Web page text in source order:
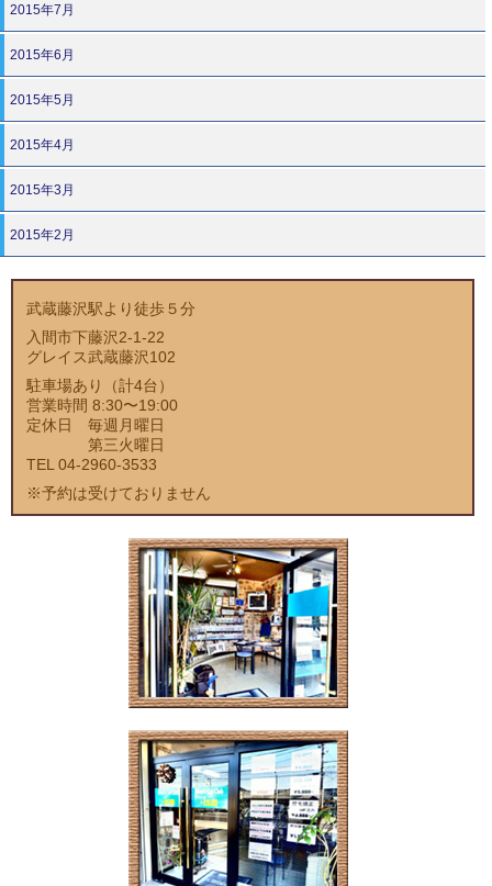
2015年7月
2015年6月
2015年5月
2015年4月
2015年3月
2015年2月
武蔵藤沢駅より徒歩５分
入間市下藤沢2-1-22
グレイス武蔵藤沢102
駐車場あり（計4台）
営業時間 8:30〜19:00
定休日 毎週月曜日
第三火曜日
TEL 04-2960-3533
※予約は受けておりません